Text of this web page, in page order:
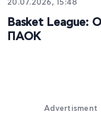
20.07.2026, 15:48
Basket League:
ΠΑΟΚ
Advertisment